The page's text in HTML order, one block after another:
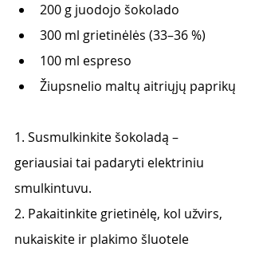
200 g juodojo šokolado
300 ml grietinėlės (33–36 %)
100 ml espreso
Žiupsnelio maltų aitriųjų paprikų
1. Susmulkinkite šokoladą –
geriausiai tai padaryti elektriniu
smulkintuvu.
2. Pakaitinkite grietinėlę, kol užvirs,
nukaiskite ir plakimo šluotele